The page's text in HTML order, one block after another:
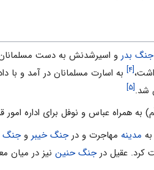
جنگ بدر و اسیرشدنش به دست
[۴] به اسارت مسلمانان در آمد و با
شد.[۵]
به همراه عباس و نوفل برای اداره
مدینه مهاجرت و درجنگ خیبر وجنگ
کرد. عقیل درجنگ حنین نیز در میان